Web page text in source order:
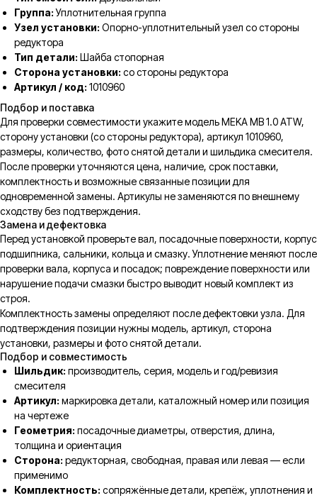
Группа:Уплотнительная группа
Узел установки: Опорно-уплотнительный узел со стороны
редуктора
Тип детали: Шайба стопорная
Сторона установки: со стороны редуктора
Артикул / код: 1010960
Подбор и поставка
Для проверки совместимости укажите модель MEKA MB 1.0 ATW,
сторону установки (со стороны редуктора), артикул 1010960,
размеры, количество, фото снятой детали и шильдика смесителя.
После проверки уточняются цена, наличие, срок поставки,
комплектность и возможные связанные позиции для
одновременной замены. Артикулы не заменяются по внешнему
сходству без подтверждения.
Замена и дефектовка
Перед установкой проверьте вал, посадочные поверхности, корпус
подшипника, сальники, кольца и смазку. Уплотнение меняют после
проверки вала, корпуса и посадок; повреждение поверхности или
нарушение подачи смазки быстро выводит новый комплект из
строя.
Комплектность замены определяют после дефектовки узла. Для
подтверждения позиции нужны модель, артикул, сторона
установки, размеры и фото снятой детали.
Подбор и совместимость
Шильдик: производитель, серия, модель и год/ревизия
смесителя
Артикул: маркировка детали, каталожный номер или позиция
на чертеже
Геометрия: посадочные диаметры, отверстия, длина,
толщина и ориентация
Сторона: редукторная, свободная, правая или левая — если
применимо
Комплектность: сопряжённые детали, крепёж, уплотнения и